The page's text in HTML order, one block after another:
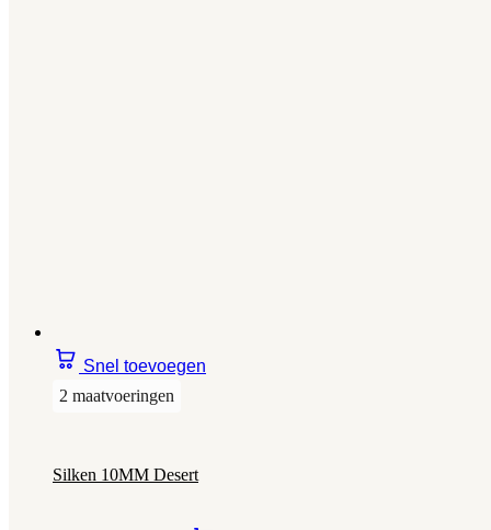
Snel toevoegen
2 maatvoeringen
Silken 10MM Desert